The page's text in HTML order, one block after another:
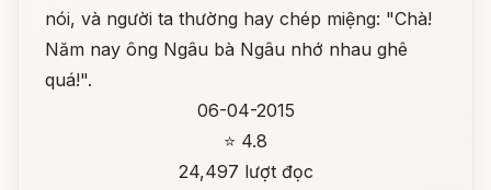
nói, và người ta thường hay chép miệng: "Chà!
Năm nay ông Ngâu bà Ngâu nhớ nhau ghê
quá!".
06-04-2015
⭐ 4.8
24,497 lượt đọc